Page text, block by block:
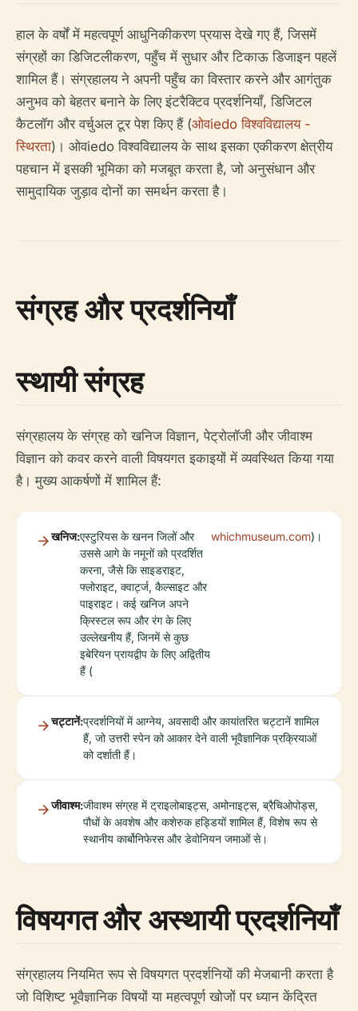
हाल के वर्षों में महत्वपूर्ण आधुनिकीकरण प्रयास देखे गए हैं, जिसमें
संग्रहों का डिजिटलीकरण, पहुँच में सुधार और टिकाऊ डिजाइन पहलें
शामिल हैं। संग्रहालय ने अपनी पहुँच का विस्तार करने और आगंतुक
अनुभव को बेहतर बनाने के लिए इंटरैक्टिव प्रदर्शनियाँ, डिजिटल
कैटलॉग और वर्चुअल टूर पेश किए हैं (ओवiedo विश्वविद्यालय -
स्थिरता)। ओवiedo विश्वविद्यालय के साथ इसका एकीकरण क्षेत्रीय
पहचान में इसकी भूमिका को मजबूत करता है, जो अनुसंधान और
सामुदायिक जुड़ाव दोनों का समर्थन करता है।
संग्रह और प्रदर्शनियाँ
स्थायी संग्रह
संग्रहालय के संग्रह को खनिज विज्ञान, पेट्रोलॉजी और जीवाश्म
विज्ञान को कवर करने वाली विषयगत इकाइयों में व्यवस्थित किया गया
है। मुख्य आकर्षणों में शामिल हैं:
खनिज:एस्टुरियस के खनन जिलों और
उससे आगे के नमूनों को प्रदर्शित
करना, जैसे कि साइडराइट,
फ्लोराइट, क्वार्ट्ज, कैल्साइट और
पाइराइट। कई खनिज अपने
क्रिस्टल रूप और रंग के लिए
उल्लेखनीय हैं, जिनमें से कुछ
इबेरियन प्रायद्वीप के लिए अद्वितीय
हैं (
whichmuseum.com)।
चट्टानें:प्रदर्शनियों में आग्नेय, अवसादी और कायांतरित चट्टानें शामिल
हैं, जो उत्तरी स्पेन को आकार देने वाली भूवैज्ञानिक प्रक्रियाओं
को दर्शाती हैं।
जीवाश्म:जीवाश्म संग्रह में ट्राइलोबाइट्स, अमोनाइट्स, ब्रैचिओपोड्स,
पौधों के अवशेष और कशेरुक हड्डियों शामिल हैं, विशेष रूप से
स्थानीय कार्बोनिफेरस और डेवोनियन जमाओं से।
विषयगत और अस्थायी प्रदर्शनियाँ
संग्रहालय नियमित रूप से विषयगत प्रदर्शनियों की मेजबानी करता है
जो विशिष्ट भूवैज्ञानिक विषयों या महत्वपूर्ण खोजों पर ध्यान केंद्रित